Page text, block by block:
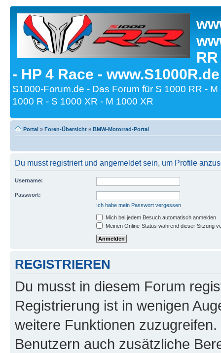
- HP 4 Race -
S1000-Forum.de - Das Forum für S 1000 RR -
1000 R - S 1000 XR - M 1000 XR
Portal » Foren-Übersicht » BMW-Motorrad-Portal
Du musst registriert und angemeldet sein, um Profile
Username:
Passwort:
Ich habe mein Passwort vergessen
Mich bei jedem Besuch automatisch anmelden
Meinen Online-Status während dieser Sitzung
REGISTRIEREN
Du musst in diesem Forum
Registrierung ist in wenigen
weitere Funktionen
Benutzern auch zusätzliche